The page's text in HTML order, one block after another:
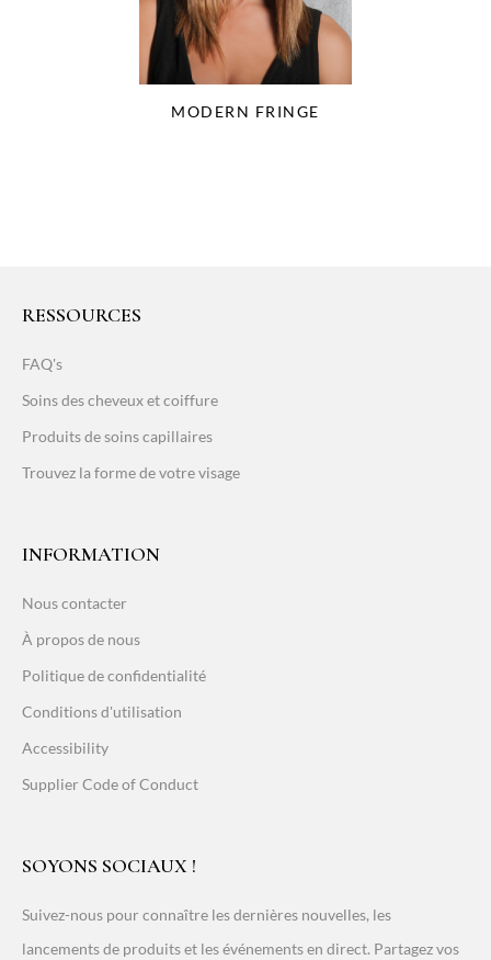
MODERN FRINGE
RESSOURCES
FAQ's
Soins des cheveux et coiffure
Produits de soins capillaires
Trouvez la forme de votre visage
INFORMATION
Nous contacter
À propos de nous
Politique de confidentialité
Conditions d'utilisation
Accessibility
Supplier Code of Conduct
SOYONS SOCIAUX !
Suivez-nous pour connaître les dernières nouvelles, les
lancements de produits et les événements en direct. Partagez vos